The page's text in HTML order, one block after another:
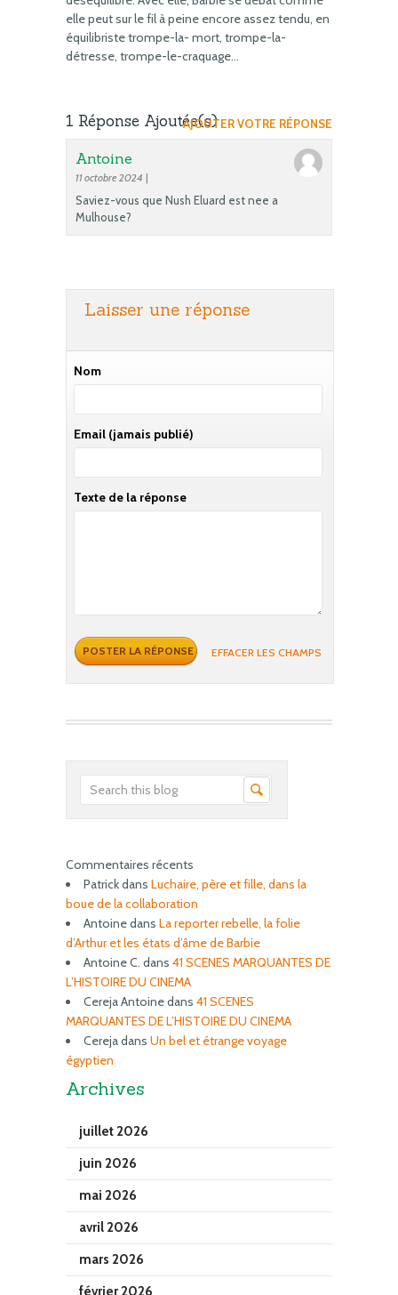
elle peut sur le fil à peine encore assez tendu, en
équilibriste trompe-la- mort, trompe-la-
détresse, trompe-le-craquage…
1 Réponse Ajoutée(s)AJOUTER VOTRE RÉPONSE
Antoine
11 octobre 2024 |
Saviez-vous que Nush Eluard est nee a
Mulhouse?
Laisser une réponse
Nom
Email (jamais publié)
Texte de la réponse
EFFACER LES CHAMPS
Commentaires récents
Patrickdans Luchaire, père et fille, dans la
boue de la collaboration
Antoinedans La reporter rebelle, la folie
d’Arthur et les états d’âme de Barbie
Antoine C. dans 41 SCENES MARQUANTES DE
L’HISTOIRE DU CINEMA
Cereja Antoinedans 41 SCENES
MARQUANTES DE L’HISTOIRE DU CINEMA
Cerejadans Un bel et étrange voyage
égyptien
Archives
juillet 2026
juin 2026
mai 2026
avril 2026
mars 2026
février 2026